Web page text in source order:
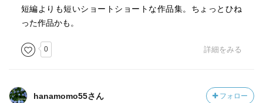
短編よりも短いショートショートな作品集。ちょっとひね
った作品かも。
0 詳細をみる
hanamomo55さん フォロー